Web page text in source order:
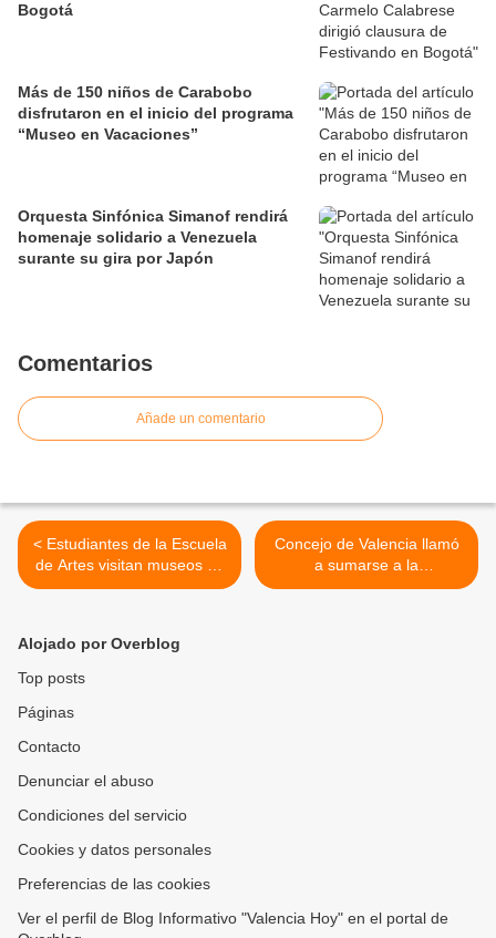
Bogotá
Más de 150 niños de Carabobo
disfrutaron en el inicio del programa
“Museo en Vacaciones”
Orquesta Sinfónica Simanof rendirá
homenaje solidario a Venezuela
surante su gira por Japón
Comentarios
Añade un comentario
< Estudiantes de la Escuela
de Artes visitan museos en
Caracas en representación
Concejo de Valencia llamó
a sumarse a la
peregrinación nacional por
Alojado por Overblog
Top posts
Páginas
Contacto
Denunciar el abuso
Condiciones del servicio
Cookies y datos personales
Preferencias de las cookies
Ver el perfil de Blog Informativo "Valencia Hoy" en el portal de